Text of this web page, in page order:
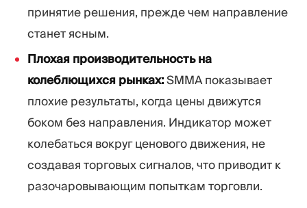
принятие решения, прежде чем направление
станет ясным.
Плохая производительность на
колеблющихся рынках:SMMA показывает
плохие результаты, когда цены движутся
боком без направления. Индикатор может
колебаться вокруг ценового движения, не
создавая торговых сигналов, что приводит к
разочаровывающим попыткам торговли.